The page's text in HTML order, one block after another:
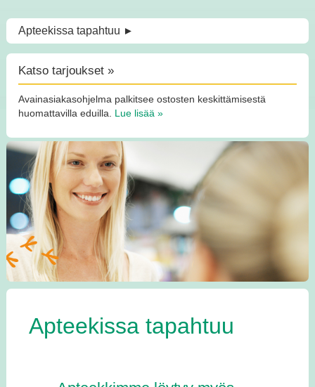
Apteekissa tapahtuu ►
Katso tarjoukset
Avainasiakasohjelma palkitsee ostosten keskittämisestä
huomattavilla eduilla. Lue lisää »
Apteekissa tapahtuu